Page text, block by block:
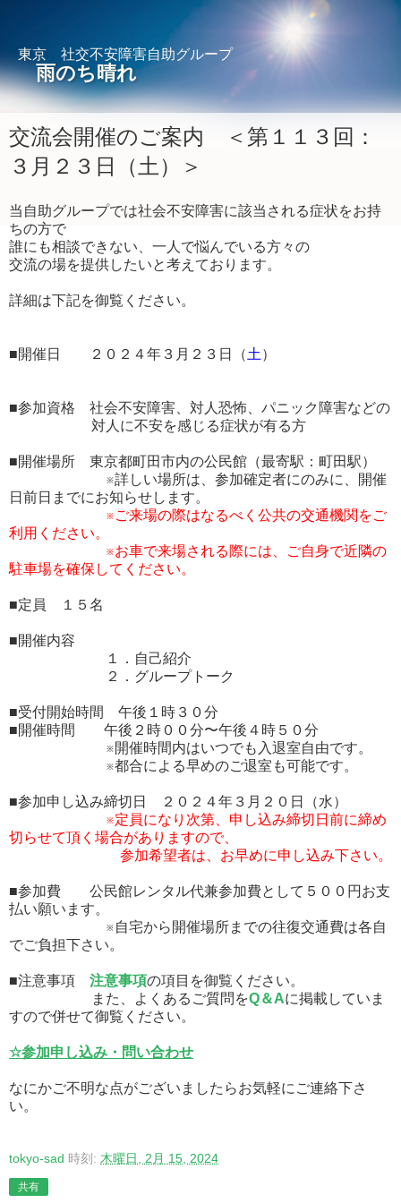
東京 社交不安障害自助グループ
雨のち晴れ
交流会開催のご案内 ＜第１１３回：
３月２３日（土）＞
当自助グループでは社会不安障害に該当される症状をお持
ちの方で
誰にも相談できない、一人で悩んでいる方々の
交流の場を提供したいと考えております。
詳細は下記を御覧ください。
■開催日 ２０２４年３月２３日（土 ）
■参加資格 社会不安障害、対人恐怖、パニック障害などの
対人に不安を感じる症状が有る方
■開催場所 東京都町田市内の公民館（最寄駅：町田駅）
※詳しい場所は、参加確定者にのみに、開催
日前日までにお知らせします。
※ご来場の際はなるべく公共の交通機関をご
利用ください。
※お車で来場される際には、ご自身で近隣の
駐車場を確保してください。
■定員 １５名
■開催内容
１．自己紹介
２．グループトーク
■受付開始時間 午後１時３０分
■開催時間 午後２時００分〜午後４時５０分
※開催時間内はいつでも入退室自由です。
※都合による早めのご退室も可能です。
■参加申し込み締切日 ２０２４年３月２０日（水）
※定員になり次第、申し込み締切日前に締め
切らせて頂く場合がありますので、
参加希望者は、お早めに申し込み下さい。
■参加費 公民館レンタル代兼参加費として５００円お支
払い願います。
※自宅から開催場所までの往復交通費は各自
でご負担下さい。
■注意事項 注意事項の項目を御覧ください。
また、よくあるご質問をQ＆Aに掲載していま
すので併せて御覧ください。
☆参加申し込み・問い合わせ
なにかご不明な点がございましたらお気軽にご連絡下さ
い。
tokyo-sad 時刻: 木曜日, 2月 15, 2024
共有